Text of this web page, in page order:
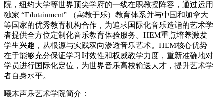
院，纽约大学等世界顶尖学府的一线在职教授阵容，通过运用
独家 “Edutainment” （寓教于乐）教育体系并与中国和加拿大
等国家的优秀教育机构合作，为追求国际化音乐造诣的艺术学
者提供全方位定制化音乐教育体验服务。HEM重点培养激发
学生兴趣，从根源与实践双向渗透音乐艺术。HEM核心优势
在于能够充分保证学习时效性和权威教学力度，重新准确地对
学员进行国际化定位，为世界音乐高校输送人才，提升艺术学
者自身水平。
曦木声乐艺术学院简介：